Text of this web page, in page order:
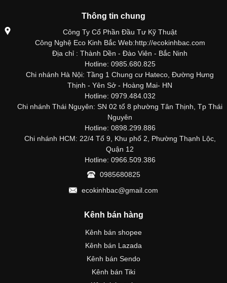
Thông tin chung
Công Ty Cổ Phần Đầu Tư Kỹ Thuật
Công Nghệ Eco Kinh Bắc Web:http://ecokinhbac.com
Địa chỉ : Thành Dền - Đào Viên - Bắc Ninh
Hotline: 0985.680.825
Chi nhánh Hà Nội: Tầng 1 Chung cư Hateco, Đường Hưng
Thịnh - Yên Sở - Hoàng Mai- HN
Hotline: 0979.484.032
Chi nhánh Thái Nguyên: SN 02 tổ 8 phường Tân Thịnh, Tp Thái
Nguyên
Hotline: 0898.299.886
Chi nhánh HCM: 22/4 Tổ 9, Khu phố 2, Phường Thạnh Lộc,
Quận 12
Hotline: 0966.509.386
0985680825
ecokinhbac@gmail.com
Kênh bán hàng
Kênh bán shopee
Kênh bán Lazada
Kênh bán Sendo
Kênh bán Tiki